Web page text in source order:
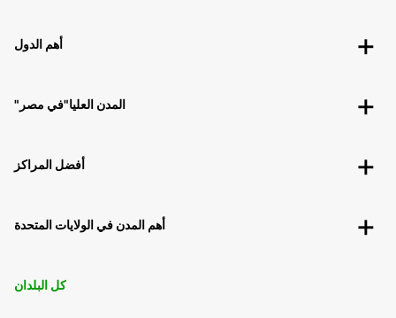
أهم الدول
"المدن العليا"في مصر
أفضل المراكز
أهم المدن في الولايات المتحدة
كل البلدان